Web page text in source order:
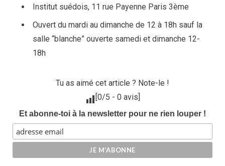
Institut suédois, 11 rue Payenne Paris 3ème
Ouvert du mardi au dimanche de 12 à 18h sauf la
salle “blanche” ouverte samedi et dimanche 12-
18h
Tu as aimé cet article ? Note-le !
[0/5 - 0avis]
Et abonne-toi à la newsletter pour ne rien louper !